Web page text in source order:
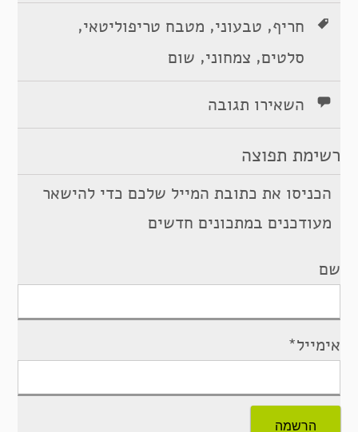
חריף, טבעוני, מטבח טריפוליטאי,
סלטים, צמחוני, שום
השאירו תגובה
רשימת תפוצה
הכניסו את כתובת המייל שלכם כדי להישאר
מעודכנים במתכונים חדשים
שם
אימייל*